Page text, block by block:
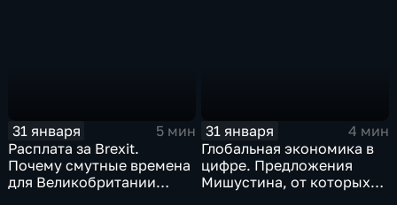
31 января
5 мин
Расплата за Brexit.
Почему смутные времена
для Великобритании
31 января
4 мин
Глобальная экономика в
цифре. Предложения
Мишустина, от которых